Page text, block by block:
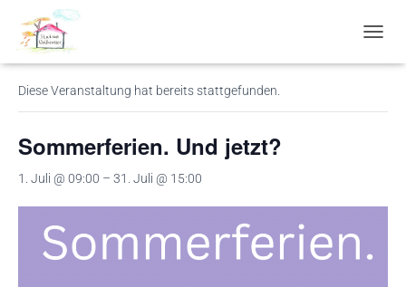
A
G
« Alle Veranstaltungen
Diese Veranstaltung hat bereits stattgefunden.
Sommerferien. Und jetzt?
1. Juli @ 09:00 – 31. Juli @ 15:00